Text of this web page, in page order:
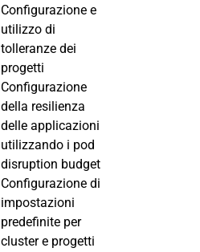
Configurazione e
utilizzo di
tolleranze dei
progetti
Configurazione
della resilienza
delle applicazioni
utilizzando i pod
disruption budget
Configurazione di
impostazioni
predefinite per
cluster e progetti